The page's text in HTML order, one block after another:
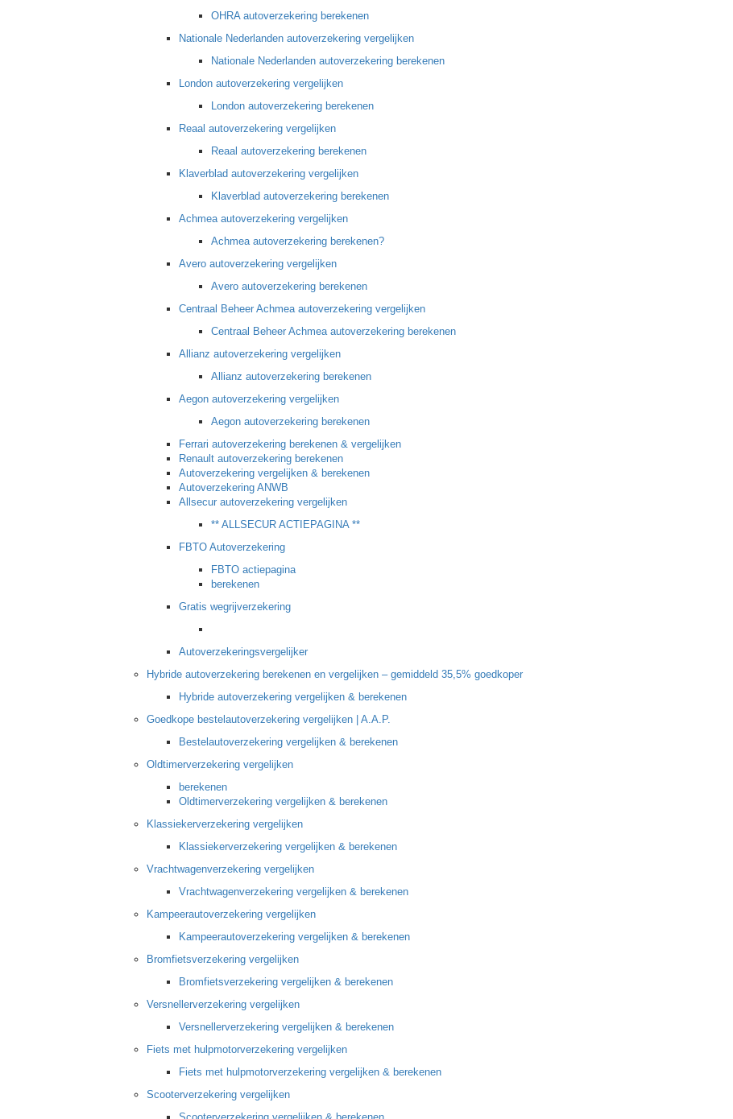
OHRA autoverzekering berekenen
Nationale Nederlanden autoverzekering vergelijken
Nationale Nederlanden autoverzekering berekenen
London autoverzekering vergelijken
London autoverzekering berekenen
Reaal autoverzekering vergelijken
Reaal autoverzekering berekenen
Klaverblad autoverzekering vergelijken
Klaverblad autoverzekering berekenen
Achmea autoverzekering vergelijken
Achmea autoverzekering berekenen?
Avero autoverzekering vergelijken
Avero autoverzekering berekenen
Centraal Beheer Achmea autoverzekering vergelijken
Centraal Beheer Achmea autoverzekering berekenen
Allianz autoverzekering vergelijken
Allianz autoverzekering berekenen
Aegon autoverzekering vergelijken
Aegon autoverzekering berekenen
Ferrari autoverzekering berekenen & vergelijken
Renault autoverzekering berekenen
Autoverzekering vergelijken & berekenen
Autoverzekering ANWB
Allsecur autoverzekering vergelijken
** ALLSECUR ACTIEPAGINA **
FBTO Autoverzekering
FBTO actiepagina
berekenen
Gratis wegrijverzekering
Autoverzekeringsvergelijker
Hybride autoverzekering berekenen en vergelijken – gemiddeld 35,5% goedkoper
Hybride autoverzekering vergelijken & berekenen
Goedkope bestelautoverzekering vergelijken | A.A.P.
Bestelautoverzekering vergelijken & berekenen
Oldtimerverzekering vergelijken
berekenen
Oldtimerverzekering vergelijken & berekenen
Klassiekerverzekering vergelijken
Klassiekerverzekering vergelijken & berekenen
Vrachtwagenverzekering vergelijken
Vrachtwagenverzekering vergelijken & berekenen
Kampeerautoverzekering vergelijken
Kampeerautoverzekering vergelijken & berekenen
Bromfietsverzekering vergelijken
Bromfietsverzekering vergelijken & berekenen
Versnellerverzekering vergelijken
Versnellerverzekering vergelijken & berekenen
Fiets met hulpmotorverzekering vergelijken
Fiets met hulpmotorverzekering vergelijken & berekenen
Scooterverzekering vergelijken